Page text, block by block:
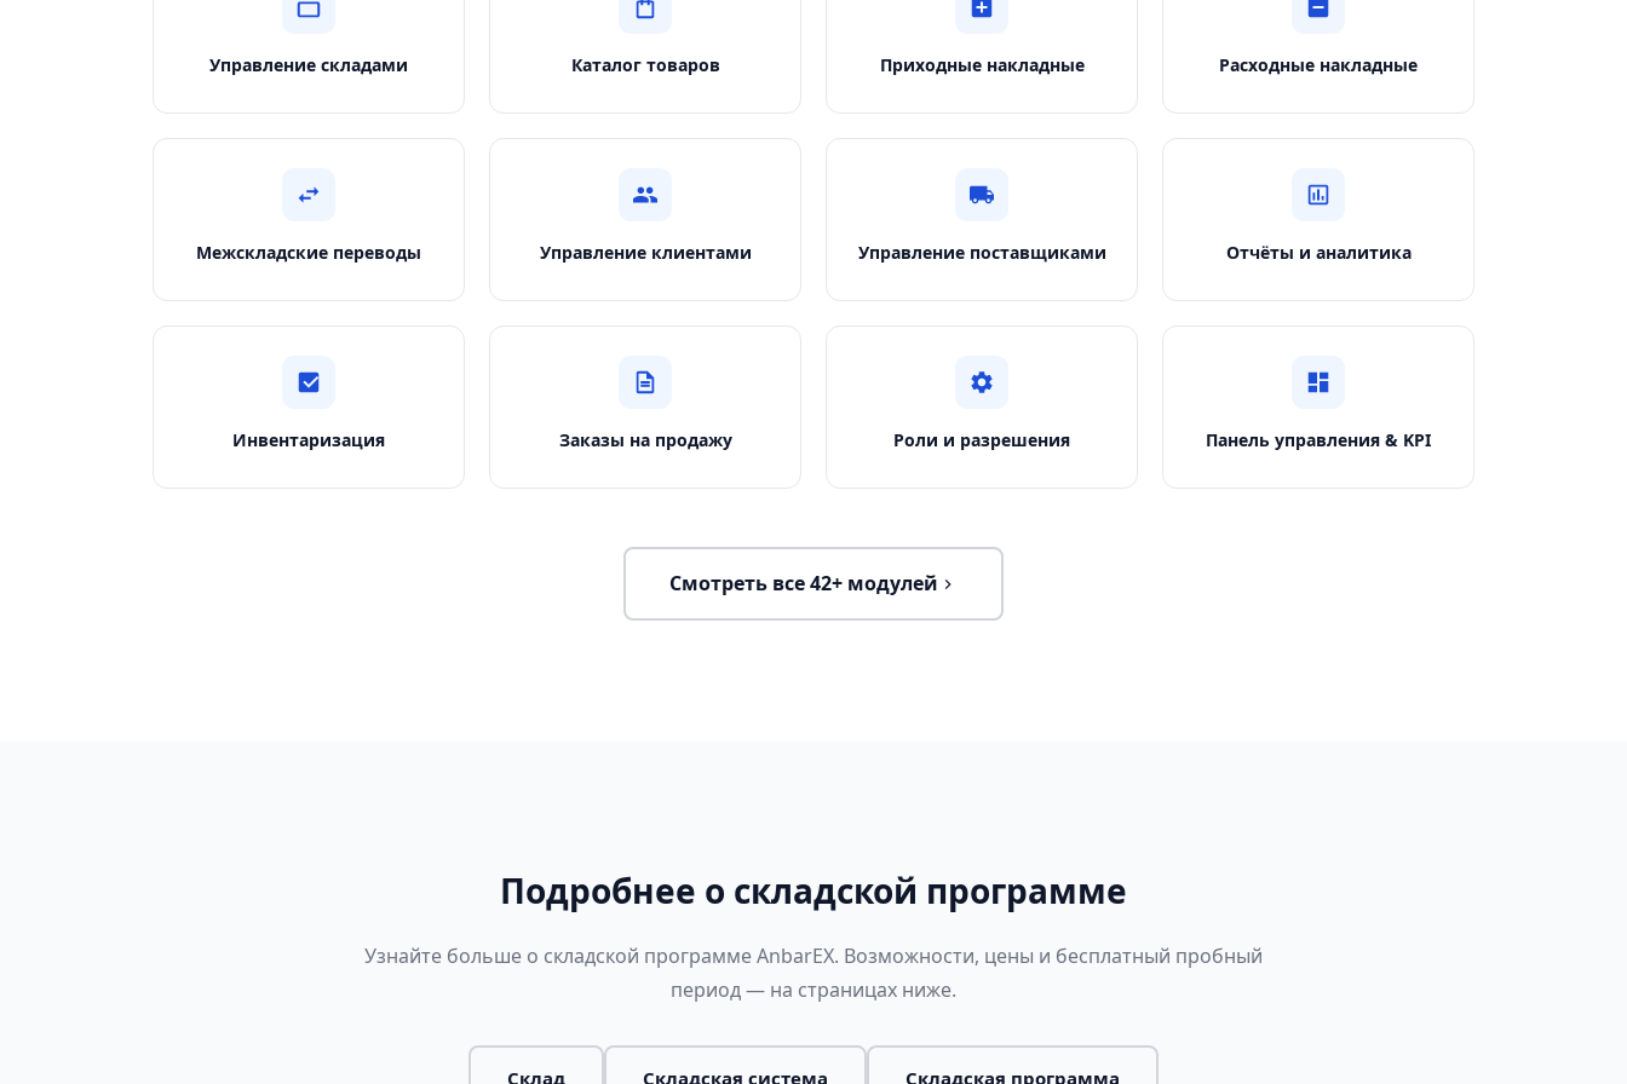
Управление складами Каталог товаров Приходные накладные Расходные накладные
Межскладские переводы Управление клиентами Управление поставщиками Отчёты и аналитика
Инвентаризация Заказы на продажу Роли и разрешения Панель управления & KPI
Смотреть все 42+ модулей
Подробнее о складской программе
Узнайте больше о складской программе AnbarEX. Возможности, цены и бесплатный пробный
период — на страницах ниже.
Склад Складская система Складская программа